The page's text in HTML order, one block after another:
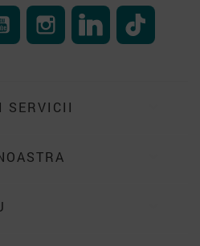
YouTube InstagramLinkedIn
SERVICII